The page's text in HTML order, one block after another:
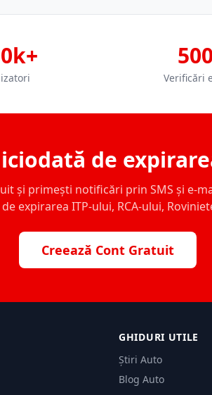
Verificări
de
și primești notificări prin SMS și e-
expirarea ITP-ului, RCA-ului,
Creează Cont Gratuit
GHIDURI UTILE
Știri Auto
Blog Auto